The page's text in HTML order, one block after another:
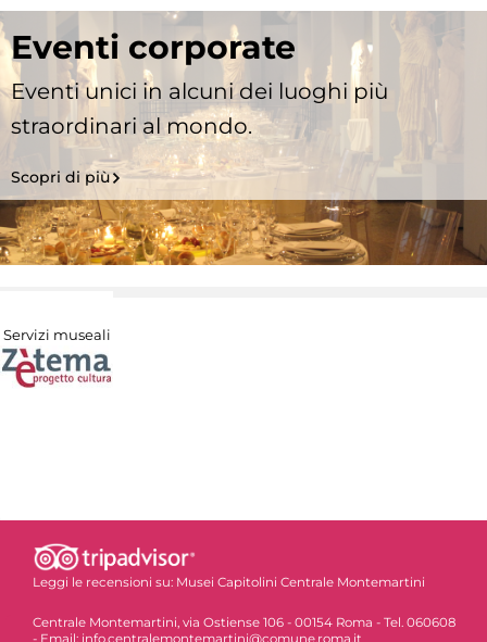
Eventi corporate
Eventi unici in alcuni dei luoghi più
straordinari al mondo.
Scopri di più
Servizi museali
Leggi le recensioni su: Musei Capitolini Centrale Montemartini
Centrale Montemartini, via Ostiense 106 - 00154 Roma - Tel. 060608
- Email: info.centralemontemartini@comune.roma.it